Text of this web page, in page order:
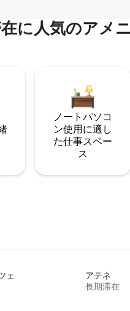
に人気のアメ
ノートパソコ
ン使用に適し
た仕事スペー
ス
ェ
アテネ
長期滞在